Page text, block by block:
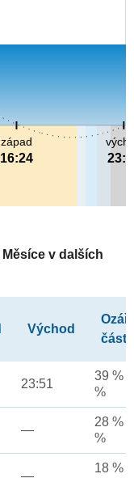
západ
16:24
Měsíce v dalších
Východ
část
23:51
39 %
%
—
28 %
%
18 %